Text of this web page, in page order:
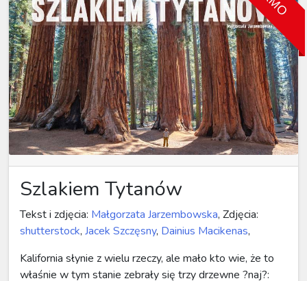
Szlakiem Tytanów
Tekst i zdjęcia: Małgorzata Jarzembowska, Zdjęcia:
shutterstock, Jacek Szczęsny, Dainius Macikenas,
Kalifornia słynie z wielu rzeczy, ale mało kto wie, że to
właśnie w tym stanie zebrały się trzy drzewne ?naj?: